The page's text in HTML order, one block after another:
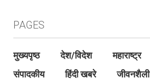
PAGES
मुख्यपृष्ठ देश/विदेश महाराष्ट्र
संपादकीय
हिंदी खबरे जीवनशैली